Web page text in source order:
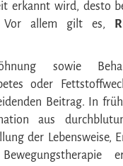
erkannt wird, desto
Vor allem gilt es,
sowie
oder
Beitrag. In
aus
der Lebensweise,